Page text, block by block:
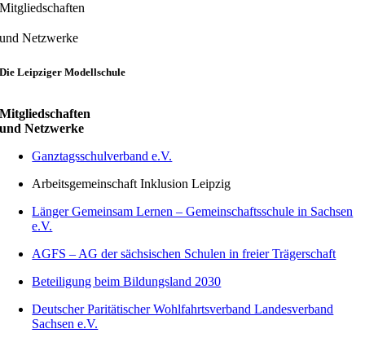
Mitgliedschaften
und Netzwerke
Die Leipziger Modellschule
Mitgliedschaften
und Netzwerke
Ganztagsschulverband e.V.
Arbeitsgemeinschaft Inklusion Leipzig
Länger Gemeinsam Lernen – Gemeinschaftsschule in Sachsen
e.V.
AGFS – AG der sächsischen Schulen in freier Trägerschaft
Beteiligung beim Bildungsland 2030
Deutscher Paritätischer Wohlfahrtsverband Landesverband
Sachsen e.V.